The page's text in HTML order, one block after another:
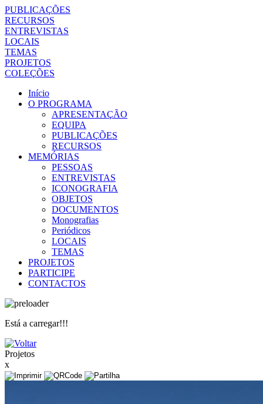
PUBLICAÇÕES
RECURSOS
ENTREVISTAS
LOCAIS
TEMAS
PROJETOS
COLEÇÕES
Início
O PROGRAMA
APRESENTAÇÃO
EQUIPA
PUBLICAÇÕES
RECURSOS
MEMÓRIAS
PESSOAS
ENTREVISTAS
ICONOGRAFIA
OBJETOS
DOCUMENTOS
Monografias
Periódicos
LOCAIS
TEMAS
PROJETOS
PARTICIPE
CONTACTOS
Está a carregar!!!
Projetos
x